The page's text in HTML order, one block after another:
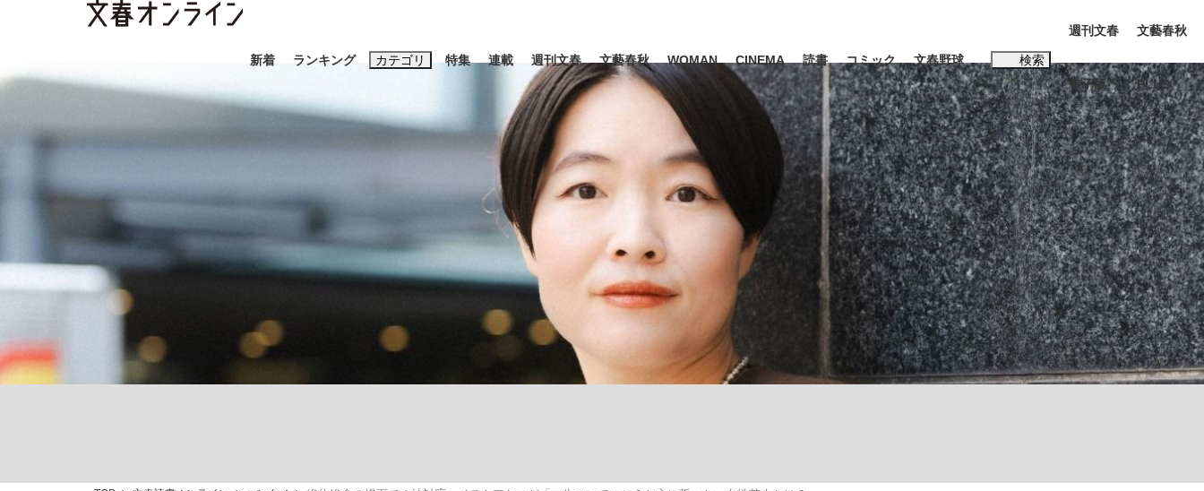
新着 ランキング カテゴリ
スクープ ニュース エンタメ ライフ インタビュー 読書
「90%は失敗する。でも…」本田圭佑が初めて明かした日本代表監督に... 「最悪の空気のまま解散」WBC日本代表“敗戦”の真実 選手が明かす...
特集
終戦から81年
観る将棋、読む将棋
連載 週刊文春 文藝春秋 WOMAN CINEMA 読書 コミック 文春野球 検索
キーワード入力
おすすめのキーワードタグ一覧
#高市早苗 #後藤真希 #城彰二 #内田有紀
#松田聖子
#玉木雄一郎
#亀和田武
週刊文春
電子版
文藝春秋
PLUS